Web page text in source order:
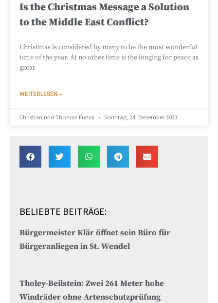
Is the Christmas Message a Solution
to the Middle East Conflict?
Christmas is considered by many to be the most wonderful
time of the year. At no other time is the longing for peace as
great
WEITERLESEN »
Christian und Thomas Funck Sonntag, 24. Dezember 2023
BELIEBTE BEITRÄGE:
Bürgermeister Klär öffnet sein Büro für
Bürgeranliegen in St. Wendel
Tholey-Beilstein: Zwei 261 Meter hohe
Windräder ohne Artenschutzprüfung